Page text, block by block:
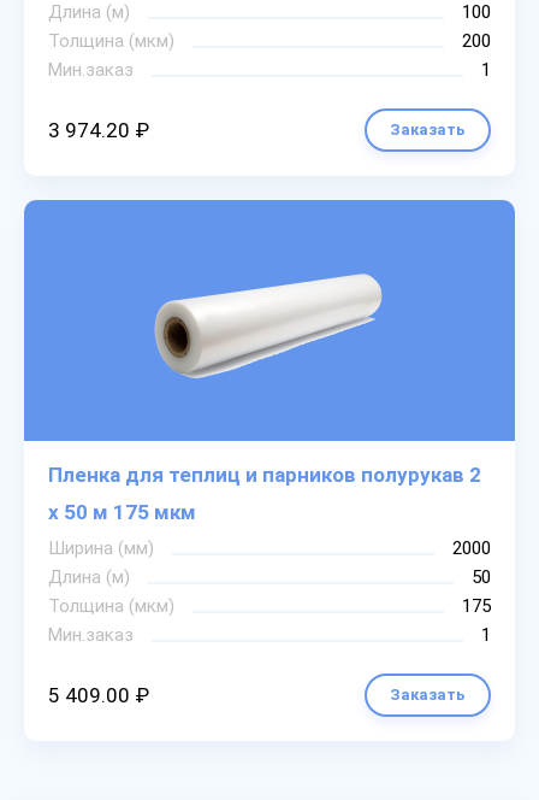
Длина (м)
100
Толщина (мкм)
200
Мин.заказ
1
3 974.20 ₽ Заказать
Пленка для теплиц и парников полурукав 2
х 50 м 175 мкм
Ширина (мм)
2000
Длина (м)
50
Толщина (мкм)
175
Мин.заказ
1
5 409.00 ₽ Заказать